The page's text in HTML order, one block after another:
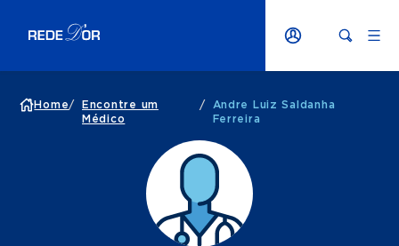
Home/
Encontre um
Médico
/
Andre Luiz Saldanha
Ferreira